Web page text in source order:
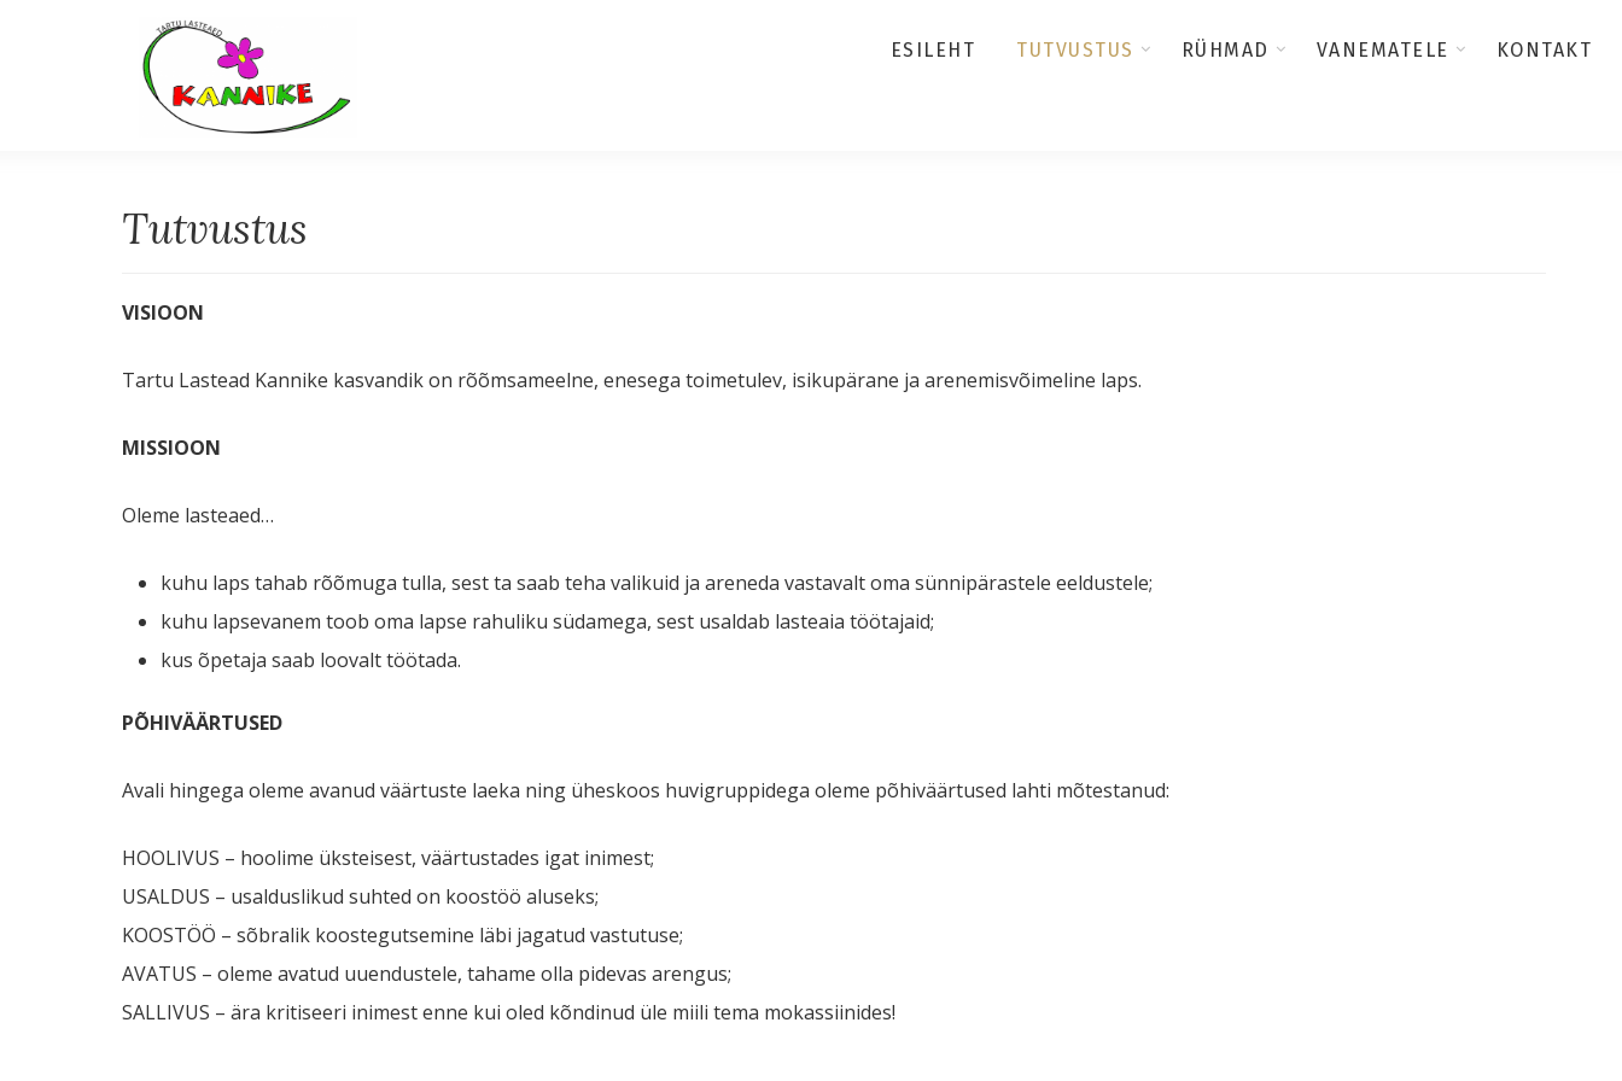
ESILEHT TUTVUSTUS RÜHMAD VANEMATELE KONTAKT
Tutvustus
VISIOON
Tartu Lastead Kannike kasvandik on rõõmsameelne, enesega toimetulev, isikupärane ja arenemisvõimeline laps.
MISSIOON
Oleme lasteaed…
kuhu laps tahab rõõmuga tulla, sest ta saab teha valikuid ja areneda vastavalt oma sünnipärastele eeldustele;
kuhu lapsevanem toob oma lapse rahuliku südamega, sest usaldab lasteaia töötajaid;
kus õpetaja saab loovalt töötada.
PÕHIVÄÄRTUSED
Avali hingega oleme avanud väärtuste laeka ning üheskoos huvigruppidega oleme põhiväärtused lahti mõtestanud:
HOOLIVUS – hoolime üksteisest, väärtustades igat inimest;
USALDUS – usalduslikud suhted on koostöö aluseks;
KOOSTÖÖ – sõbralik koostegutsemine läbi jagatud vastutuse;
AVATUS – oleme avatud uuendustele, tahame olla pidevas arengus;
SALLIVUS – ära kritiseeri inimest enne kui oled kõndinud üle miili tema mokassiinides!